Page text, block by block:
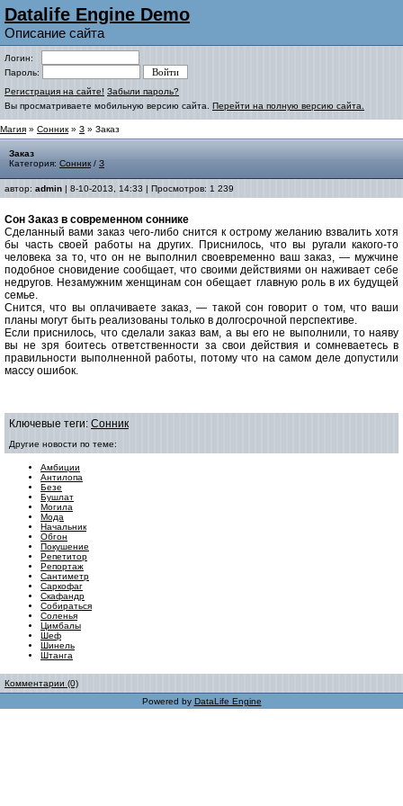
Datalife Engine Demo
Описание сайта
Логин:
Пароль:
Регистрация на сайте! Забыли пароль?
Вы просматриваете мобильную версию сайта. Перейти на полную версию сайта.
Магия » Сонник » З » Заказ
Заказ
Категория: Сонник / З
автор: admin | 8-10-2013, 14:33 | Просмотров: 1 239
Сон Заказ в современном соннике
Сделанный вами заказ чего-либо снится к острому желанию взвалить хотя
бы часть своей работы на других. Приснилось, что вы ругали какого-то
человека за то, что он не выполнил своевременно ваш заказ, — мужчине
подобное сновидение сообщает, что своими действиями он наживает себе
недругов. Незамужним женщинам сон обещает главную роль в их будущей
семье.
Снится, что вы оплачиваете заказ, — такой сон говорит о том, что ваши
планы могут быть реализованы только в долгосрочной перспективе.
Если приснилось, что сделали заказ вам, а вы его не выполнили, то наяву
вы не зря боитесь ответственности за свои действия и сомневаетесь в
правильности выполненной работы, потому что на самом деле допустили
массу ошибок.
Ключевые теги: Сонник
Другие новости по теме:
Амбиции
Антилопа
Безе
Бушлат
Могила
Мода
Начальник
Обгон
Покушение
Репетитор
Репортаж
Сантиметр
Саркофаг
Скафандр
Собираться
Соленья
Цимбалы
Шеф
Шинель
Штанга
Комментарии (0)
Powered by DataLife Engine